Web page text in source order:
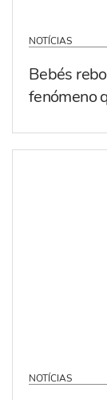
NOTÍCIAS
Bebés
fenómeno
NOTÍCIAS